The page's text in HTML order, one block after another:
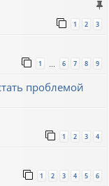
1 2 3
1 6 7 8 9
проблемой
1 2 3 4
1 2 3 4 5 6